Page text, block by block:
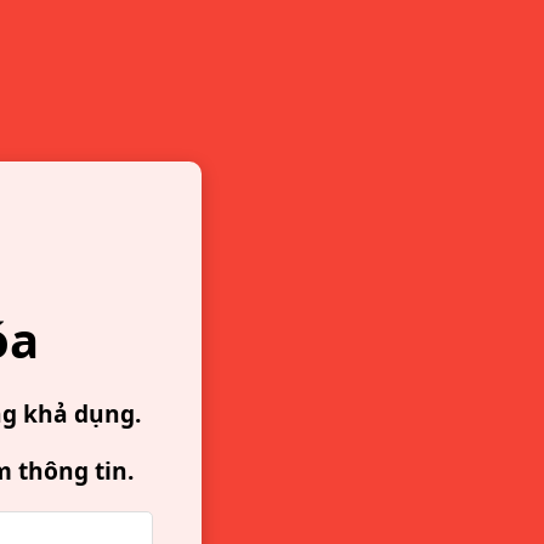
khả dụng.
thông tin.